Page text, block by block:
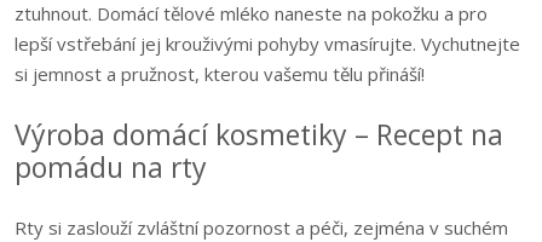
ztuhnout. Domácí tělové mléko naneste na pokožku a pro
lepší vstřebání jej krouživými pohyby vmasírujte. Vychutnejte
si jemnost a pružnost, kterou vašemu tělu přináší!
Výroba domácí kosmetiky – Recept na
pomádu na rty
Rty si zaslouží zvláštní pozornost a péči, zejména v suchém